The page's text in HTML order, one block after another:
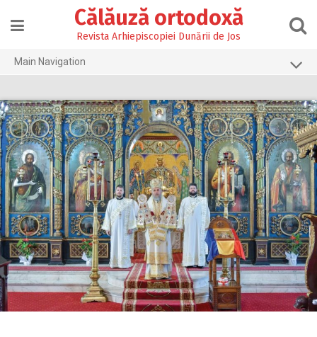
content
Călăuză ortodoxă
Revista Arhiepiscopiei Dunării de Jos
Main Navigation
2026
2025
2024
2023
2022
2021
2020